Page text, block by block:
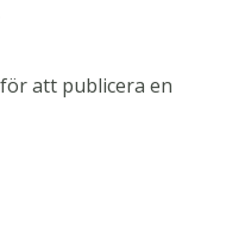
för att publicera en